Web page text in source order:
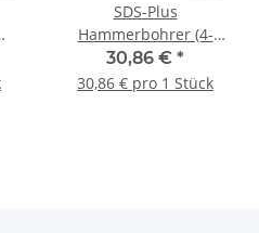
SDS-Plus
Hammerbohrer (4-
power) 12 x 1000 mm
Kreuzschneide +
30,86 € *
30,86 € pro 1 Stück